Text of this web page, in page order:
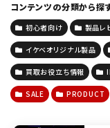
コンテンツの分類から探
初心者向け 製品レ
イケベオリジナル製品
買取お役立ち情報
SALE PRODUCT